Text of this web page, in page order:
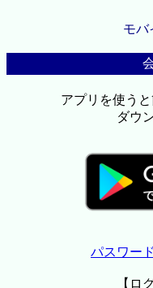
モバ
アプリを使う
ダウ
パスワー
【ロ